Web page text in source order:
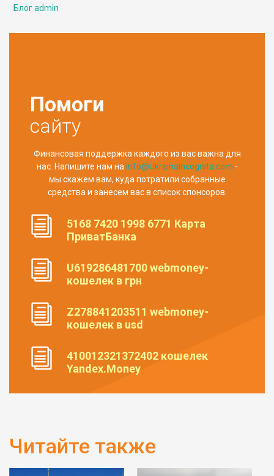
Блог admin
Помоги
сайту
Финансовая поддержка каждого из вас важна для
нас. Напишите нам на info@UkrainaIncognita.com -
мы скажем вам, куда потратили собранные
средства и занесем вас в список спонсоров.
5168 7420 1998 6771 Карта
ПриватБанка
U619286481700 webmoney-
кошелек в грн
Z278841203511 webmoney-
кошелек в usd
410012321372402 кошелек
Yandex.Money
Читайте также